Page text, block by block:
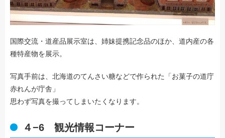
国際交流・道産品展示室は、姉妹提携記念品のほか、道内産の各
種特産物を展示。
写真手前は、北海道のてんさい糖などで作られた「お菓子の道庁
赤れんが庁舎」
思わず写真を撮ってしまいたくなります。
４−6 観光情報コーナー